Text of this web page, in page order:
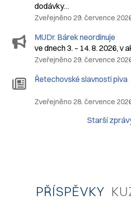
dodávky…
Zveřejněno 29. července
MUDr. Bárek neordinuje
ve dnech 3. – 14. 8. 2026, v
Zveřejněno 29. července
Řetechovské slavnosti piva
Zveřejněno 28. července
Starší
PŘÍSPĚVKY